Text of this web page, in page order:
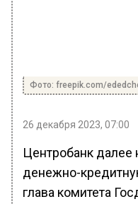
Фото: freepik.com/
26 декабря 2023, 07:00
Центробанк далее
денежно-
глава комитета